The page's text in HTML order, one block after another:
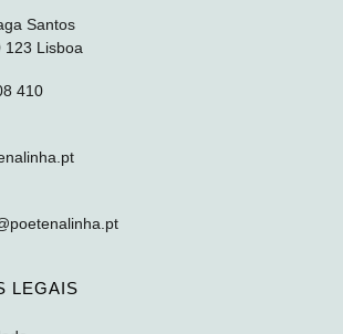
Santos
123 Lisboa
410
LEGAIS